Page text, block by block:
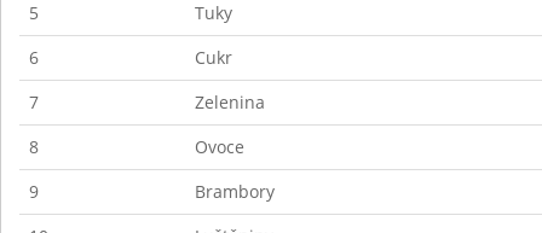
5
Tuky
6
Cukr
7
Zelenina
8
Ovoce
9
Brambory